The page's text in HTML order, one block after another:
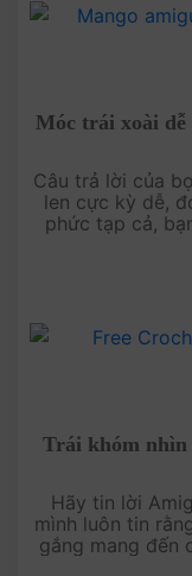
Móc trái xoài
Câu trả lời của
len cực kỳ dễ,
phức tạp cả,
Trái khóm nhìn
Hãy tin lời
mình luôn tin
gắng mang đến